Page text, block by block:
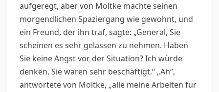
aufgeregt, aber von Moltke machte seinen
morgendlichen Spaziergang wie gewohnt, und
ein Freund, der ihn traf, sagte: „General, Sie
scheinen es sehr gelassen zu nehmen. Haben
Sie keine Angst vor der Situation? Ich würde
denken, Sie wären sehr beschäftigt.“ „Ah“,
antwortete von Moltke, „alle meine Arbeiten für